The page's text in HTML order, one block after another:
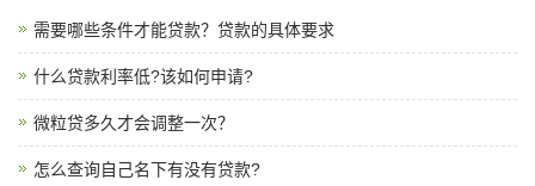
需要哪些条件才能贷款？贷款的具体要求
什么贷款利率低?该如何申请?
微粒贷多久才会调整一次？
怎么查询自己名下有没有贷款?